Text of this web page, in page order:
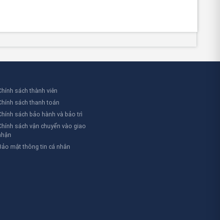
để đảm bảo an toàn cho nhân viên và môi trường.
tử để lưu trữ các loại hóa chất dễ cháy. Điều này không
sách thành viên
sách thanh toán
sách bảo hành và bảo trì
sách vận chuyển vào giao
mật thông tin cá nhân